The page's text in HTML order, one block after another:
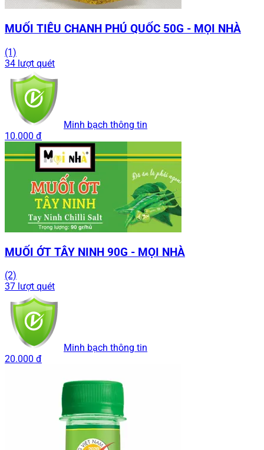
MUỐI TIÊU CHANH PHÚ QUỐC 50G - MỌI NHÀ
(1)
34 lượt quét
Minh bạch thông tin
10.000 đ
MUỐI ỚT TÂY NINH 90G - MỌI NHÀ
(2)
37 lượt quét
Minh bạch thông tin
20.000 đ